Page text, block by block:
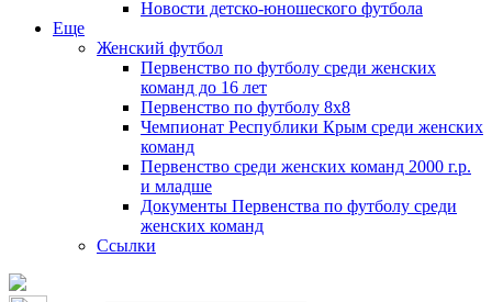
Новости детско-юношеского футбола
Еще
Женский футбол
Первенство по футболу среди женских
команд до 16 лет
Первенство по футболу 8х8
Чемпионат Республики Крым среди женских
команд
Первенство среди женских команд 2000 г.р.
и младше
Документы Первенства по футболу среди
женских команд
Ссылки